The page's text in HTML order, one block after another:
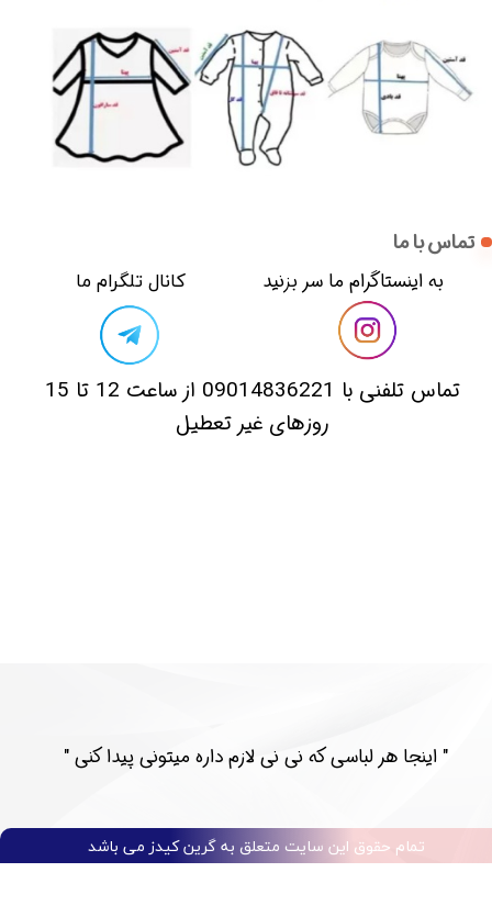
تماس با ما
​​به اینستاگرام ما سر بزنید​​​​​​​
​تماس تلفنی با 09014836221 از ساعت 12 تا 15
روزهای غیر تعطیل
​کانال تلگرام ما
تمام حقوق این سایت متعلق به گرین کیدز می باشد​​​​​​​
​​" اینجا هر لباسی که نی نی لازم داره میتونی پیدا کنی "​​​​​​​​​​​​​​